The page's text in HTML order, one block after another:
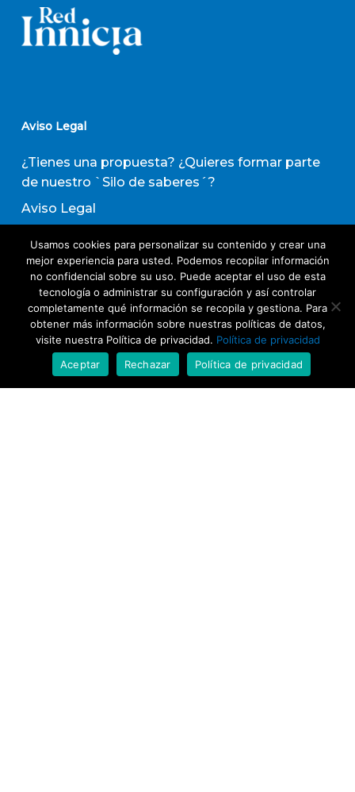
Aviso Legal
¿Tienes una propuesta? ¿Quieres formar parte
de nuestro `Silo de saberes´?
Aviso Legal
Política de Transparencia
Política de Evaluación de Proveedores
Suscribirse a nuestro boletín de actividades
Usamos cookies para personalizar su contenido y crear una
mejor experiencia para usted. Podemos recopilar información
no confidencial sobre su uso. Puede aceptar el uso de esta
tecnología o administrar su configuración y así controlar
completamente qué información se recopila y gestiona. Para
obtener más información sobre nuestras políticas de datos,
visite nuestra Política de privacidad. Política de privacidad
Aceptar
Rechazar Política de privacidad